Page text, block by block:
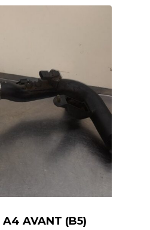
AVANT (B5)